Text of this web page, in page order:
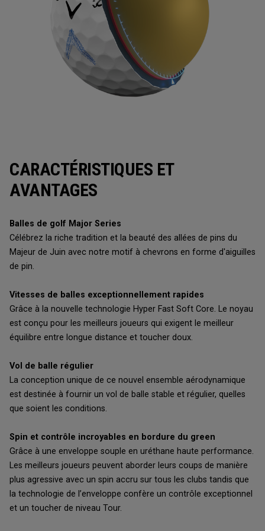
CARACTÉRISTIQUES ET
AVANTAGES
Balles de golf Major Series
Célébrez la riche tradition et la beauté des allées de pins du
Majeur de Juin avec notre motif à chevrons en forme d'aiguilles
de pin.
Vitesses de balles exceptionnellement rapides
Grâce à la nouvelle technologie Hyper Fast Soft Core. Le noyau
est conçu pour les meilleurs joueurs qui exigent le meilleur
équilibre entre longue distance et toucher doux.
Vol de balle régulier
La conception unique de ce nouvel ensemble aérodynamique
est destinée à fournir un vol de balle stable et régulier, quelles
que soient les conditions.
Spin et contrôle incroyables en bordure du green
Grâce à une enveloppe souple en uréthane haute performance.
Les meilleurs joueurs peuvent aborder leurs coups de manière
plus agressive avec un spin accru sur tous les clubs tandis que
la technologie de l’enveloppe confère un contrôle exceptionnel
et un toucher de niveau Tour.